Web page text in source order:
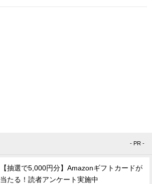
- PR -
【抽選で5,000円分】Amazonギフトカードが
当たる！読者アンケート実施中